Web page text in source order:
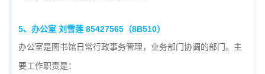
5、办公室 刘雪莲 85427565 （8B510）
办公室是图书馆日常行政事务管理，业务部门协调的部门。主
要工作职责是：